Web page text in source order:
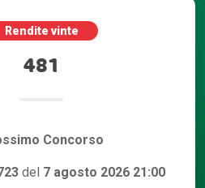
Rendite vinte
481
Concorso
del 7 agosto 2026 21:00